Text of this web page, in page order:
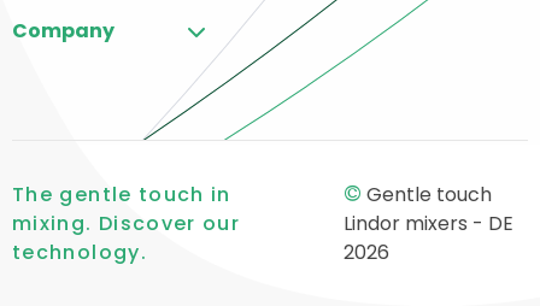
Company
The gentle touch in
mixing. Discover our
technology.
© Gentle touch
Lindor mixers - DE
2026